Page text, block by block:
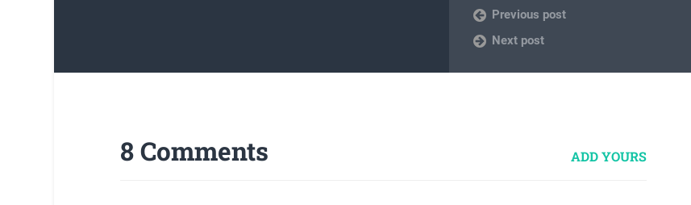
Previous post
Next post
8 Comments ADD YOURS